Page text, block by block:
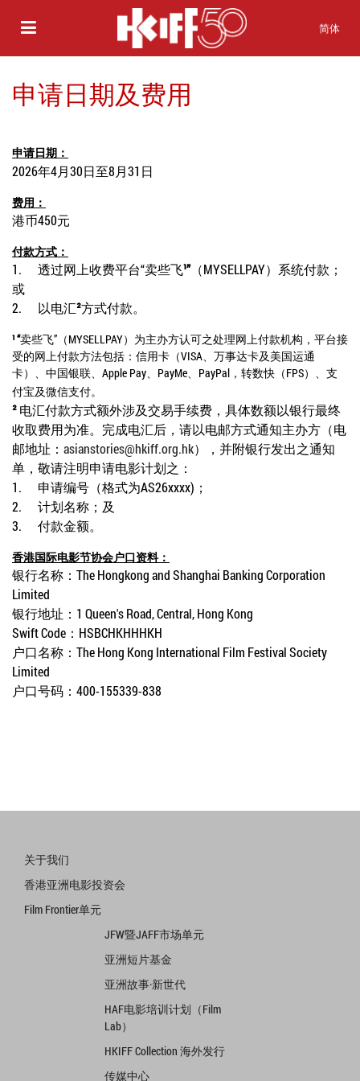
简体
申请日期及费用
申请日期：
2026年4月30日至8月31 日
费用：
港币450元
付款方式：
1. 透过网上收费平台“卖些飞¹”（MYSELLPAY）系统付款；
或
2.
以电汇²方式付款。
¹ “卖些飞”（MYSELLPAY）为主办方认可之处理网上付款机构，平台接
受的网上付款方法包括：信用卡（VISA、万事达卡及美国运通
卡）、中国银联、 Apple Pay、 PayMe、 PayPal ，转数快（FPS）、支
付宝及微信支付。
²电汇付款方式额外涉及交易手续费，具体数额以银行最终
收取费用为准。完成电汇后，请以电邮方式通知主办方（电
邮地址： asianstories@hkiff.org.hk），并附银行发出之通知
单，敬请注明申请电影计划之：
1.
申请编号（格式为AS26xxxx) ；
2.
计划名称；及
3.
付款金额。
香港国际电影节协会户口资料：
银行名称： The Hongkong and Shanghai Banking Corporation
Limited
银行地址： 1 Queen's Road, Central, Hong Kong
Swift Code ： HSBCHKHHHKH
户口名称： The Hong Kong International Film Festival Society
Limited
户口号码： 400-155339-838
关于我们
香港亚洲电影投资会
Film Frontier单元
JFW暨JAFF市场单元
亚洲短片基金
亚洲故事·新世代
HAF电影培训计划（Film
Lab）
HKIFF Collection 海外发行
传媒中心